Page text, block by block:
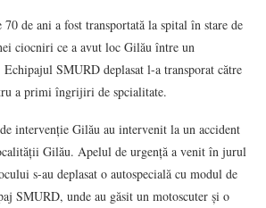
70 de ani a fost transportată la spital în stare de
ciocniri ce a avut loc Gilău între un
SMURD deplasat l-a transporat către
a primi îngrijiri de spcialitate.
intervenție Gilău au intervenit la un accident
Gilău. Apelul de urgență a venit în jurul
s-au deplasat o autospecială cu modul de
SMURD, unde au găsit un motoscuter și o